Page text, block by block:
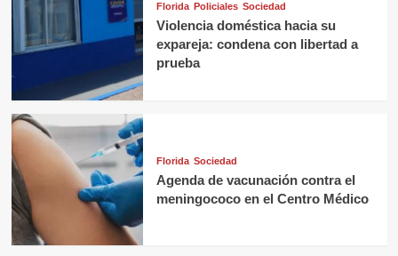
Florida Policiales Sociedad
Violencia doméstica hacia su
expareja: condena con libertad a
prueba
Florida Sociedad
Agenda de vacunación contra el
meningococo en el Centro Médico